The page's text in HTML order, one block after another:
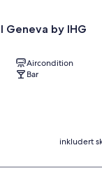
dusj og
TV
og daglig
Geneva by IHG
Aircondition
Bar
inkludert